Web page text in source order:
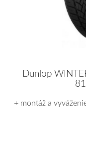
Dunlop
+ montáž a